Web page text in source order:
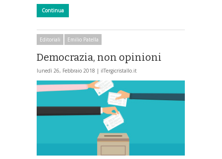
Continua
Editoriali Emilio Patella
Democrazia, non opinioni
lunedì 26, Febbraio 2018 | ilTergicristallo.it